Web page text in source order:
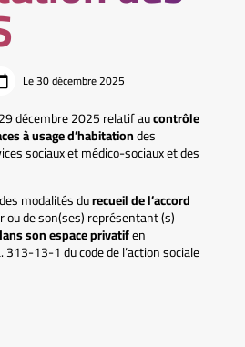
Le 30 décembre 2025
décembre 2025 relatif aucontrôle
à usage d’habitationdes
sociaux et médico-sociaux et des
modalités durecueil de l’accord
r ou de son(ses) représentant (s)
son espace privatifen
313-13-1 du code de l’action sociale